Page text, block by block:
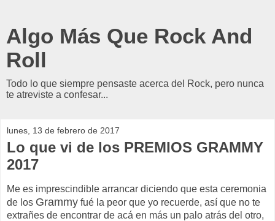
Algo Más Que Rock And
Roll
Todo lo que siempre pensaste acerca del Rock, pero nunca
te atreviste a confesar...
lunes, 13 de febrero de 2017
Lo que vi de los PREMIOS GRAMMY
2017
Me es imprescindible arrancar diciendo que esta ceremonia
de los Grammy fué la peor que yo recuerde, así que no te
extrañes de encontrar de acá en más un palo atrás del otro,